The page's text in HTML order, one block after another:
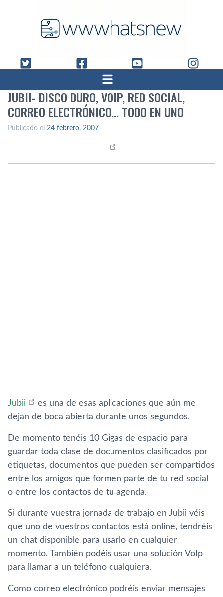
JUBII- DISCO DURO, VOIP, RED SOCIAL,
CORREO ELECTRÓNICO… TODO EN UNO
Publicado el 24 febrero, 2007
Jubii
es una de esas aplicaciones que aún me
dejan de boca abierta durante unos segundos.
De momento tenéis 10 Gigas de espacio para
guardar toda clase de documentos clasificados por
etiquetas, documentos que pueden ser compartidos
entre los amigos que formen parte de tu red social
o entre los contactos de tu agenda.
Si durante vuestra jornada de trabajo en Jubii véis
que uno de vuestros contactos está online, tendréis
un chat disponible para usarlo en cualquier
momento. También podéis usar una solución VoIp
para llamar a un teléfono cualquiera.
Como correo electrónico podréis enviar mensajes